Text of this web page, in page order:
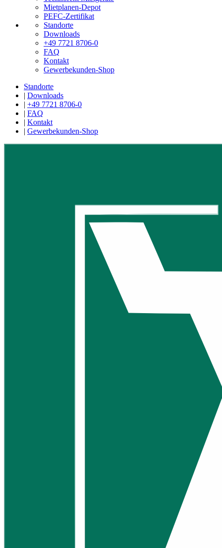
Mietplanen-Depot
PEFC-Zertifikat
Standorte
Downloads
+49 7721 8706-0
FAQ
Kontakt
Gewerbekunden-Shop
Standorte
| Downloads
| +49 7721 8706-0
| FAQ
| Kontakt
| Gewerbekunden-Shop